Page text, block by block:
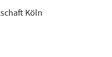
Köln